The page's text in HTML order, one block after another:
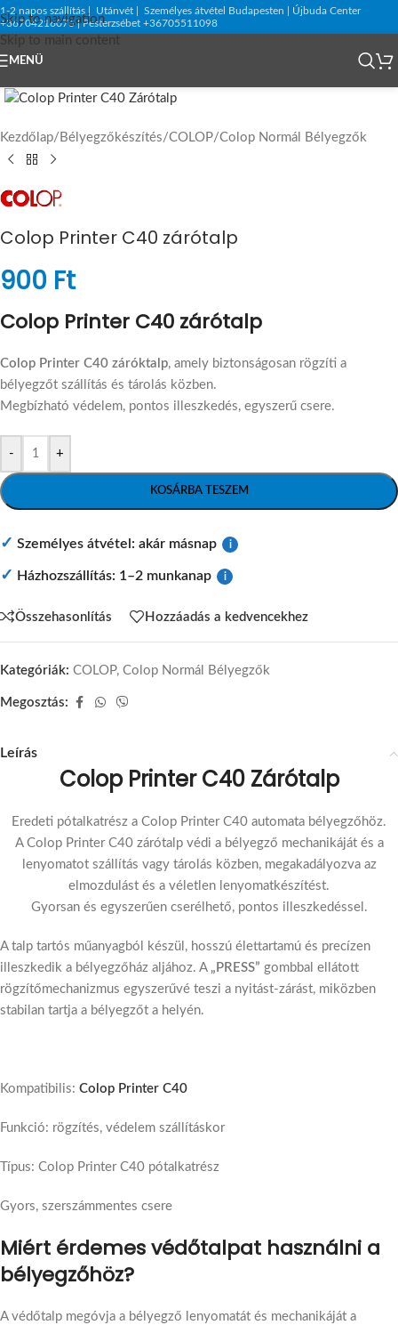
Skip to navigation
Skip to main content
1-2 napos szállítás | Utánvét | Személyes átvétel Budapesten | Újbuda Center
+36704216076 | Pesterzsébet +36705511098
MENÜ
Kezdőlap/ Bélyegzőkészítés/COLOP/Colop Normál Bélyegzők
Colop Printer C40 zárótalp
900 Ft
Colop Printer C40 zárótalp
Colop Printer C40 záróktalp, amely biztonságosan rögzíti a
bélyegzőt szállítás és tárolás közben.
Megbízható védelem, pontos illeszkedés, egyszerű csere.
- +
KOSÁRBA TESZEM
✓ Személyes átvétel: akár másnap i
✓ Házhozszállítás: 1–2 munkanap i
Összehasonlítás Hozzáadás a kedvencekhez
Kategóriák: COLOP, Colop Normál Bélyegzők
Megosztás:
Leírás
Colop Printer C40 Zárótalp
Eredeti pótalkatrész a Colop Printer C40 automata bélyegzőhöz.
A Colop Printer C40 zárótalp védi a bélyegző mechanikáját és a
lenyomatot szállítás vagy tárolás közben, megakadályozva az
elmozdulást és a véletlen lenyomatkészítést.
Gyorsan és egyszerűen cserélhető, pontos illeszkedéssel.
A talp tartós műanyagból készül, hosszú élettartamú és precízen
illeszkedik a bélyegzőház aljához. A „PRESS” gombbal ellátott
rögzítőmechanizmus egyszerűvé teszi a nyitást-zárást, miközben
stabilan tartja a bélyegzőt a helyén.
Kompatibilis: Colop Printer C40
Funkció: rögzítés, védelem szállításkor
Típus: Colop Printer C40 pótalkatrész
Gyors, szerszámmentes csere
Miért érdemes védőtalpat használni a
bélyegzőhöz?
A védőtalp megóvja a bélyegző lenyomatát és mechanikáját a